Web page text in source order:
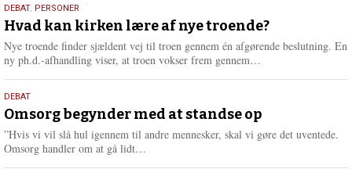
e
r
e
25.
juli
2026
DEBAT, PERSONER
Hvad kan kirken lære af nye troende?
Nye troende finder sjældent vej til troen gennem én afgørende beslutning. En
ny ph.d.-afhandling viser, at troen vokser frem gennem…
e
r
e
9.
juli
2026
DEBAT
Omsorg begynder med at standse op
”Hvis vi vil slå hul igennem til andre mennesker, skal vi gøre det uventede.
Omsorg handler om at gå lidt…